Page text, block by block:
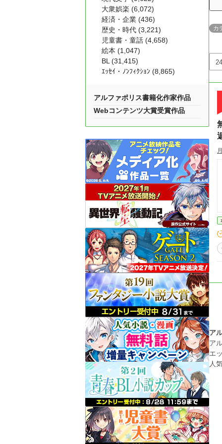
カ
ア
ア
エ
人
大衆娯楽 (6,072)
経済・企業 (436)
歴史・時代 (3,221)
児童書・童話 (4,658)
絵本 (1,047)
BL (31,415)
ｴｯｾｲ・ﾉﾝﾌｨｸｼｮﾝ (8,865)
アルファポリス書籍化作家作品
Webコンテンツ大賞受賞作品